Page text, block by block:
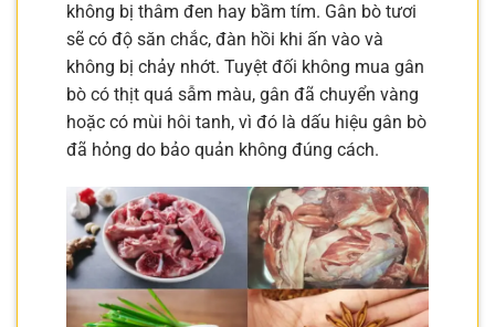
không bị thâm đen hay bầm tím. Gân bò tươi
sẽ có độ săn chắc, đàn hồi khi ấn vào và
không bị chảy nhớt. Tuyệt đối không mua gân
bò có thịt quá sẫm màu, gân đã chuyển vàng
hoặc có mùi hôi tanh, vì đó là dấu hiệu gân bò
đã hỏng do bảo quản không đúng cách.